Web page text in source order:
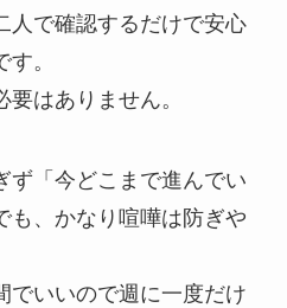
人で確認するだけで安心
。
はありません。
ず「今どこまで進んでい
も、かなり喧嘩は防ぎや
でいいので週に一度だけ